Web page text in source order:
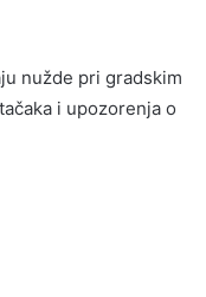
nužde pri gradskim
i upozorenja o